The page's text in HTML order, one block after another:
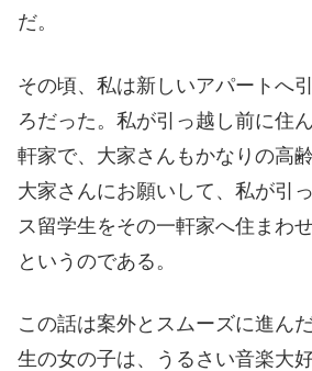
だ。
その頃、私は新しいアパートへ
ろだった。私が引っ越し前に住
軒家で、大家さんもかなりの高
大家さんにお願いして、私が引
ス留学生をその一軒家へ住まわ
というのである。
この話は案外とスムーズに進ん
生の女の子は、うるさい音楽大